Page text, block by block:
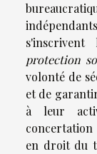
protection
volonté de
et de
à leur
concertation
en droit du